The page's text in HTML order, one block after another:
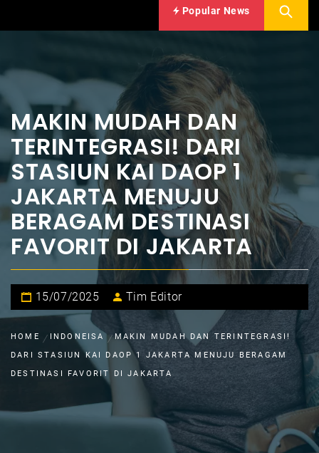
Popular News
MAKIN MUDAH DAN
TERINTEGRASI! DARI
STASIUN KAI DAOP 1
JAKARTA MENUJU
BERAGAM DESTINASI
FAVORIT DI JAKARTA
15/07/2025 Tim Editor
HOME INDONEISA
MAKIN MUDAH DAN TERINTEGRASI!
DARI STASIUN KAI DAOP 1 JAKARTA MENUJU BERAGAM
DESTINASI FAVORIT DI JAKARTA